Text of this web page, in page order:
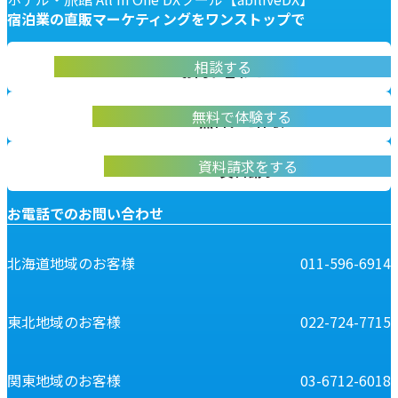
宿泊業の直販マーケティングをワンストップで
お問い合わせ
abiliveDX導入に関する不明点をお答えします
相談する
無料デモ体験
実際に操作して体験いただけます
無料で体験する
資料請求
abiliveDXの資料はこちらから
資料請求をする
お電話でのお問い合わせ
北海道地域のお客様 011-596-6914
東北地域のお客様 022-724-7715
関東地域のお客様 03-6712-6018